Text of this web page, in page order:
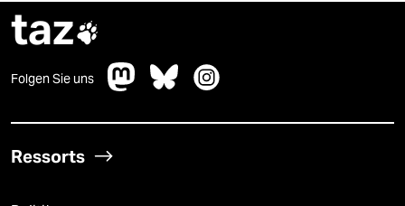
taz
Folgen Sie uns
Ressorts